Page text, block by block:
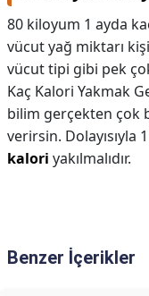
80 kiloyum 1 ayda
vücut yağ miktarı
vücut tipi gibi pek
Kaç Kalori Yakmak
bilim gerçekten çok
verirsin. Dolayısıyla
kalori yakılmalıdır.
Benzer İçerikler